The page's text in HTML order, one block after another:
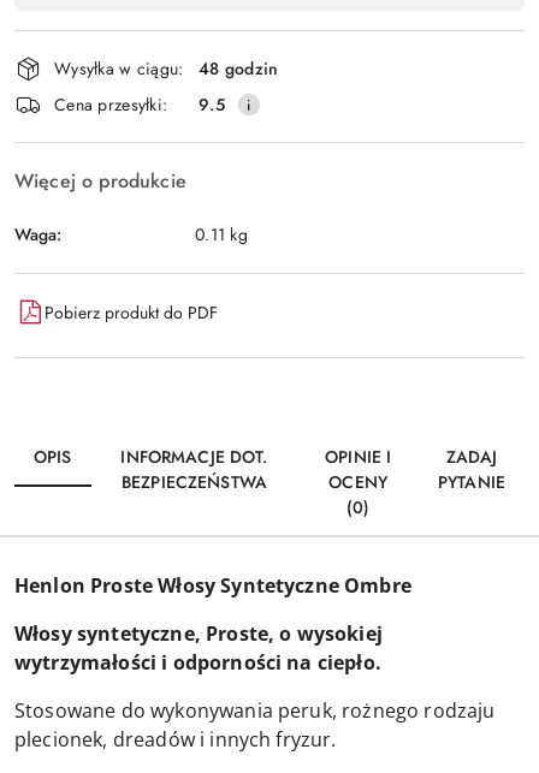
płatność
i
dostawa
Wysyłka w ciągu:
48 godzin
Cena przesyłki:
9.5
Więcej o produkcie
Waga: 0.11 kg
Pobierz produkt do PDF
OPIS
INFORMACJE DOT.
BEZPIECZEŃSTWA
OPINIE I
OCENY
(0)
ZADAJ
PYTANIE
Henlon Proste Włosy Syntetyczne Ombre
Włosy syntetyczne, Proste, o wysokiej
wytrzymałości i odporności na ciepło.
Stosowane do wykonywania peruk, rożnego rodzaju
plecionek, dreadów i innych fryzur.